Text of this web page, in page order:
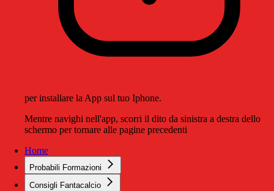
per installare la App sul tuo Iphone.
Mentre navighi nell'app, scorri il dito da sinistra a destra dello
schermo per tornare alle pagine precedenti
Home
Probabili Formazioni
Consigli Fantacalcio